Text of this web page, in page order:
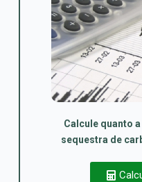
Calcule quanto
sequestra de